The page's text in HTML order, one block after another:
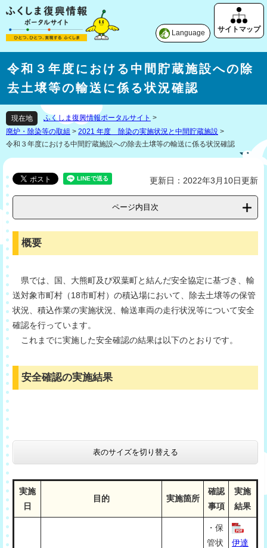
Language
令和３年度における中間貯蔵施設への除
去土壌等の輸送に係る状況確認
現在地 ふくしま復興情報ポータルサイト >
廃炉・除染等の取組 > 2021 年度 除染の実施状況と中間貯蔵施設 >
令和３年度における中間貯蔵施設への除去土壌等の輸送に係る状況確認
更新日：2022年3月10日更新
ページ内目次
概要
県では、国、大熊町及び双葉町と結んだ安全協定に基づき、輸
送対象市町村（18市町村）の積込場において、除去土壌等の保管
状況、積込作業の実施状況、輸送車両の走行状況等について安全
確認を行っています。
これまでに実施した安全確認の結果は以下のとおりです。
安全確認の実施結果
表のサイズを切り替える
実施
日
目的 実施箇所
確認
事項
実施
結果
・保
管状
伊達